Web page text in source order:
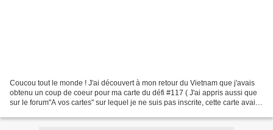
Coucou tout le monde ! J'ai découvert à mon retour du Vietnam que j'avais
obtenu un coup de coeur pour ma carte du défi #117 ( J'ai appris aussi que
sur le forum"A vos cartes" sur lequel je ne suis pas inscrite, cette carte avait